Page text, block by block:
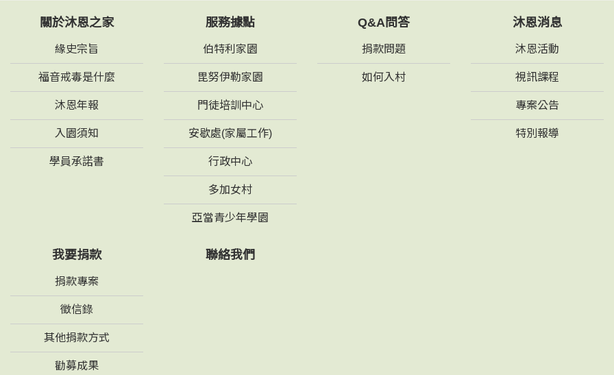
關於沐恩之家
緣史宗旨
福音戒毒是什麼
沐恩年報
入園須知
學員承諾書
服務據點
伯特利家園
毘努伊勒家園
門徒培訓中心
安歇處(家屬工作)
行政中心
多加女村
亞當青少年學園
Q&A問答
捐款問題
如何入村
沐恩消息
沐恩活動
視訊課程
專案公告
特別報導
我要捐款
捐款專案
徵信錄
其他捐款方式
勸募成果
聯絡我們